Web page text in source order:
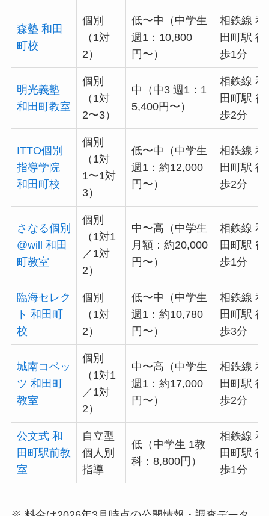
森塾 和田
町校
個別
（1対
2）
低〜中（中学生
週1：10,800
円〜）
相鉄線 和
田町駅 徒
歩1分
明光義塾
和田町教室
個別
（1対
2〜3）
中（中3 週1：1
5,400円〜）
相鉄線 和
田町駅 徒
歩2分
ITTO個別
指導学院
和田町校
個別
（1対
1〜1対
3）
低〜中（中学生
週1：約12,000
円〜）
相鉄線 和
田町駅 徒
歩2分
さなる個別
@will 和田
町教室
個別
（1対1
／1対
2）
中〜高（中学生
月額：約20,000
円〜）
相鉄線 和
田町駅 徒
歩1分
臨海セレク
ト 和田町
校
個別
（1対
2）
低〜中（中学生
週1：約10,780
円〜）
相鉄線 和
田町駅 徒
歩3分
城南コベッ
ツ 和田町
教室
個別
（1対1
／1対
2）
中〜高（中学生
週1：約17,000
円〜）
相鉄線 和
田町駅 徒
歩2分
公文式 和
田町駅前教
室
自立型
個人別
指導
低（中学生 1教
科：8,800円）
相鉄線 和
田町駅 徒
歩1分